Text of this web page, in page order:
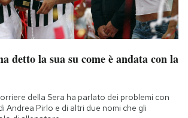
detto la sua su come è andata con la
della Sera ha parlato dei problemi con
Andrea Pirlo e di altri due nomi che gli